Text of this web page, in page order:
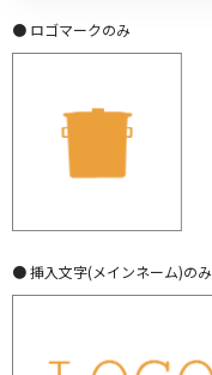
● ロゴマークのみ
● 挿入文字(メインネーム)のみ